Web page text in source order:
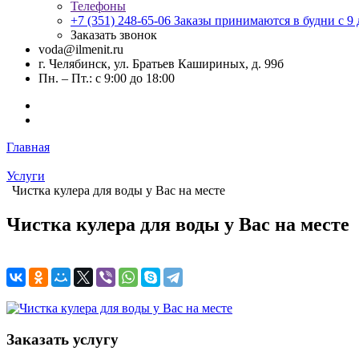
Телефоны
+7 (351) 248-65-06 Заказы принимаются в будни с 9
Заказать звонок
voda@ilmenit.ru
г. Челябинск, ул. Братьев Кашириных, д. 99б
Пн. – Пт.: с 9:00 до 18:00
Главная
Услуги
Чистка кулера для воды у Вас на месте
Чистка кулера для воды у Вас на месте
Заказать услугу